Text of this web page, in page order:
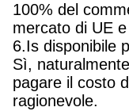
100% del
mercato di UE
6.Is disponibile
Sì,
pagare il costo
ragionevole.